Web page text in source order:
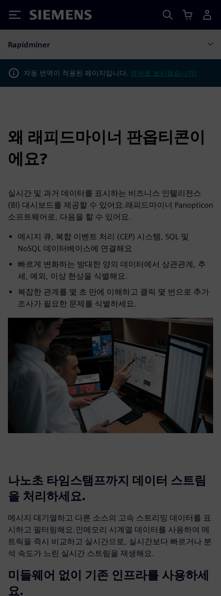
Siemens
Rapidminer
자동 번역이 적용된 페이지입니다. 영어로 보시겠습니까?
왜 래피드마이너 판옵티콘이
에요?
실시간 및 과거 데이터를 표시하는 비즈니스 인텔리전스
(BI) 대시보드를 제공할 수 있어요.래피드마이너 Panopticon
소프트웨어로, 다음을 할 수 있어요.
메시지 큐, 복합 이벤트 처리 (CEP) 시스템, SQL 및
NoSQL 데이터베이스에 연결해요
빠르게 변화하는 방대한 양의 데이터에서 상관관계, 추
세, 예외, 이상 현상을 식별해요.
복잡한 관계를 몇 초 만에 이해하고 클릭 몇 번으로 추가
조사가 필요한 문제를 식별하세요.
나노초 타임스탬프까지 데이터 스트림
을 처리하세요.
메시지 대기열하고 다른 소스의 고속 스트리밍 데이터를 표
시하고 필터링해요.인메모리 시계열 데이터를 사용하여 메
트릭을 즉시 비교하고 실시간으로, 실시간보다 빠르거나 분
석 속도가 느린 실시간 스트림을 재생해요.
미들웨어 없이 기존 인프라를 사용하세
요.